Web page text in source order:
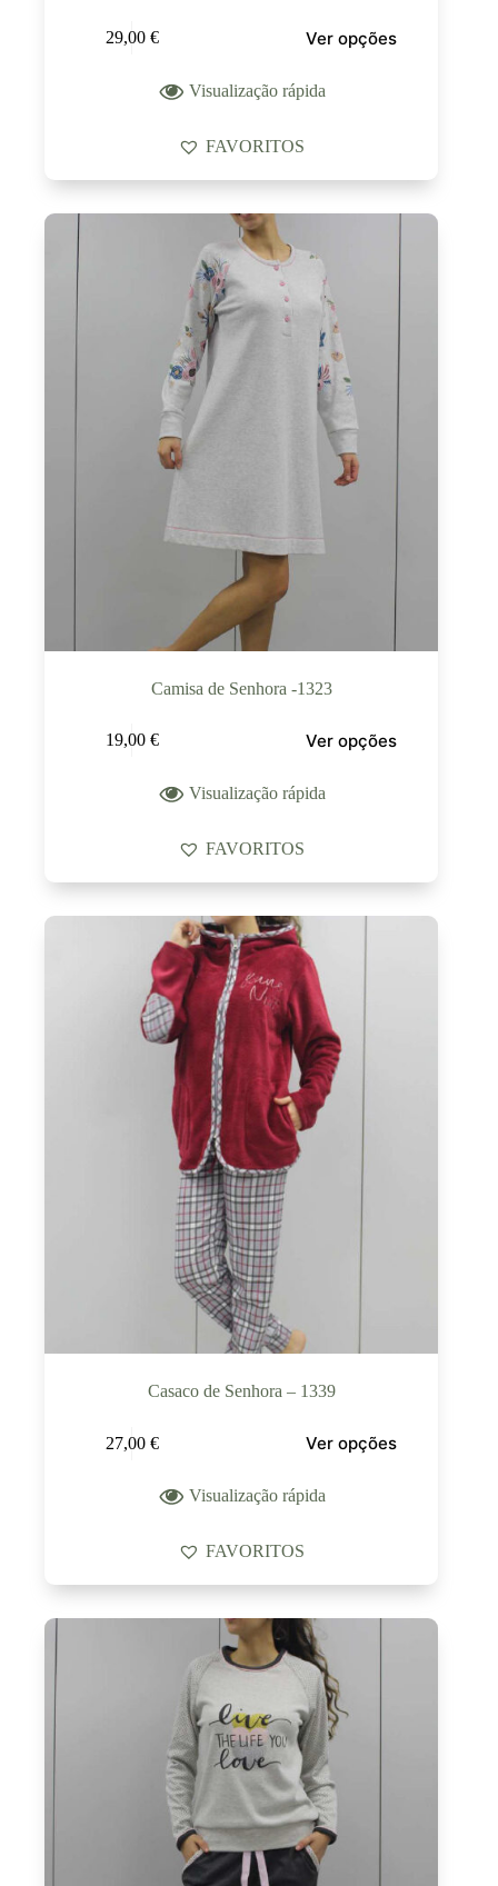
29,00 € Ver opções
Visualização rápida
FAVORITOS
Camisa de Senhora -1323
19,00 € Ver opções
Visualização rápida
FAVORITOS
Casaco de Senhora – 1339
27,00 € Ver opções
Visualização rápida
FAVORITOS